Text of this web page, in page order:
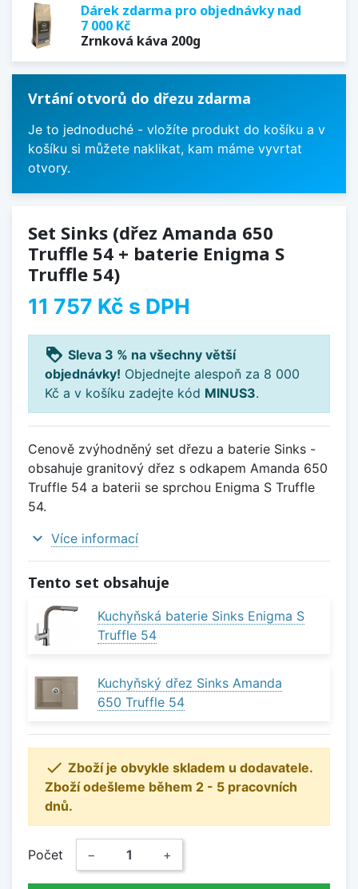
Dárek zdarma pro objednávky nad
7 000 Kč
Zrnková káva 200g
Vrtání otvorů do dřezu zdarma
Je to jednoduché - vložíte produkt do košíku a v
košíku si můžete naklikat, kam máme vyvrtat
otvory.
Set Sinks (dřez Amanda 650
Truffle 54 + baterie Enigma S
Truffle 54)
11 757 Kč s DPH
loyalty Sleva 3 % na všechny větší
objednávky! Objednejte alespoň za 8 000
Kč a v košíku zadejte kód MINUS3.
Cenově zvýhodněný set dřezu a baterie Sinks -
obsahuje granitový dřez s odkapem Amanda 650
Truffle 54 a baterii se sprchou Enigma S Truffle
54.
expand_more Více informací
Tento set obsahuje
Kuchyňská baterie Sinks Enigma S
Truffle 54
Kuchyňský dřez Sinks Amanda
650 Truffle 54
 Zboží je obvykle skladem u dodavatele.
Zboží odešleme během 2 - 5 pracovních
dnů.
Počet − +